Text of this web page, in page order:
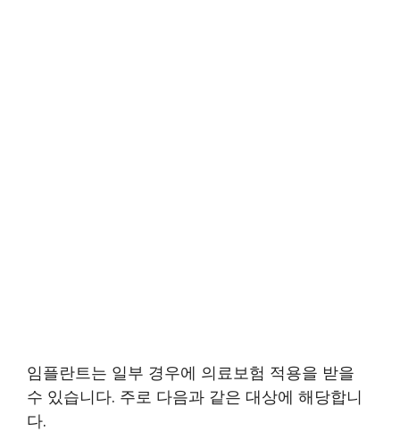
임플란트는 일부 경우에 의료보험 적용을 받을
수 있습니다. 주로 다음과 같은 대상에 해당합니
다.